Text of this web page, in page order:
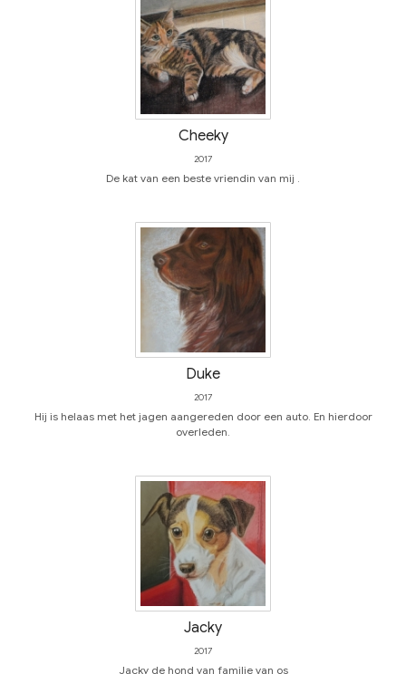
Cheeky
2017
De kat van een beste vriendin van mij .
Duke
2017
Hij is helaas met het jagen aangereden door een auto. En hierdoor
overleden.
Jacky
2017
Jacky de hond van familie van os